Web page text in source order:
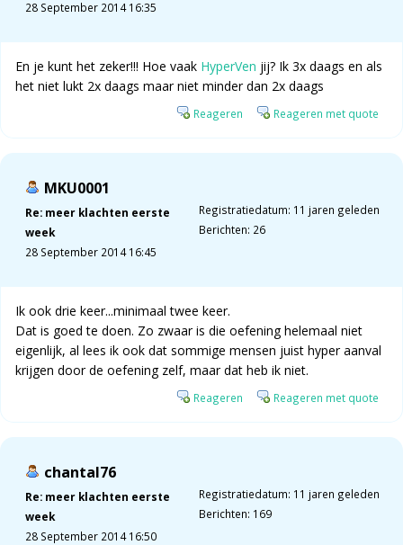
28 September 2014 16:35
En je kunt het zeker!!! Hoe vaak HyperVen jij? Ik 3x daags en als
het niet lukt 2x daags maar niet minder dan 2x daags
Reageren Reageren met quote
MKU0001
Re: meer klachten eerste
week
28 September 2014 16:45
Registratiedatum: 11 jaren geleden
Berichten: 26
Ik ook drie keer...minimaal twee keer.
Dat is goed te doen. Zo zwaar is die oefening helemaal niet
eigenlijk, al lees ik ook dat sommige mensen juist hyper aanval
krijgen door de oefening zelf, maar dat heb ik niet.
Reageren Reageren met quote
chantal76
Re: meer klachten eerste
week
28 September 2014 16:50
Registratiedatum: 11 jaren geleden
Berichten: 169